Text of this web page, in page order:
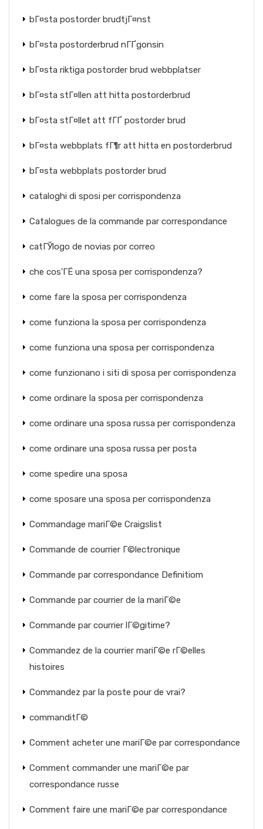
bГ¤sta postorder brudtjГ¤nst
bГ¤sta postorderbrud nГҐgonsin
bГ¤sta riktiga postorder brud webbplatser
bГ¤sta stГ¤llen att hitta postorderbrud
bГ¤sta stГ¤llet att fГҐ postorder brud
bГ¤sta webbplats fГ¶r att hitta en postorderbrud
bГ¤sta webbplats postorder brud
cataloghi di sposi per corrispondenza
Catalogues de la commande par correspondance
catГЎlogo de novias por correo
che cos'ГЁ una sposa per corrispondenza?
come fare la sposa per corrispondenza
come funziona la sposa per corrispondenza
come funziona una sposa per corrispondenza
come funzionano i siti di sposa per corrispondenza
come ordinare la sposa per corrispondenza
come ordinare una sposa russa per corrispondenza
come ordinare una sposa russa per posta
come spedire una sposa
come sposare una sposa per corrispondenza
Commandage mariГ©e Craigslist
Commande de courrier Г©lectronique
Commande par correspondance Definitiom
Commande par courrier de la mariГ©e
Commande par courrier lГ©gitime?
Commandez de la courrier mariГ©e rГ©elles
histoires
Commandez par la poste pour de vrai?
commanditГ©
Comment acheter une mariГ©e par correspondance
Comment commander une mariГ©e par
correspondance russe
Comment faire une mariГ©e par correspondance